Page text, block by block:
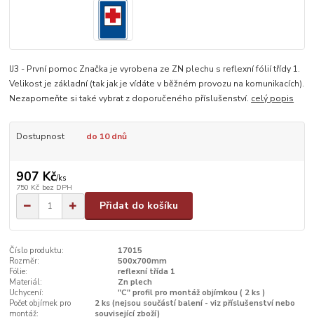
IJ3 - První pomoc Značka je vyrobena ze ZN plechu s reflexní fólií třídy 1.
Velikost je základní (tak jak je vídáte v běžném provozu na komunikacích).
Nezapomeňte si také vybrat z doporučeného příslušenství. celý popis
Dostupnost do 10 dnů
907 Kč/ks
750 Kč bez DPH
Přidat do košíku
Číslo produktu:
17015
Rozměr:
500x700mm
Fólie:
reflexní třída 1
Materiál:
Zn plech
Uchycení:
"C" profil pro montáž objímkou ( 2 ks )
Počet objímek pro
montáž:
2 ks (nejsou součástí balení - viz příslušenství nebo
související zboží)